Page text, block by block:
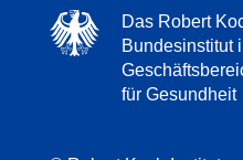
Das Robert
Bundesinstitut
für Gesundheit